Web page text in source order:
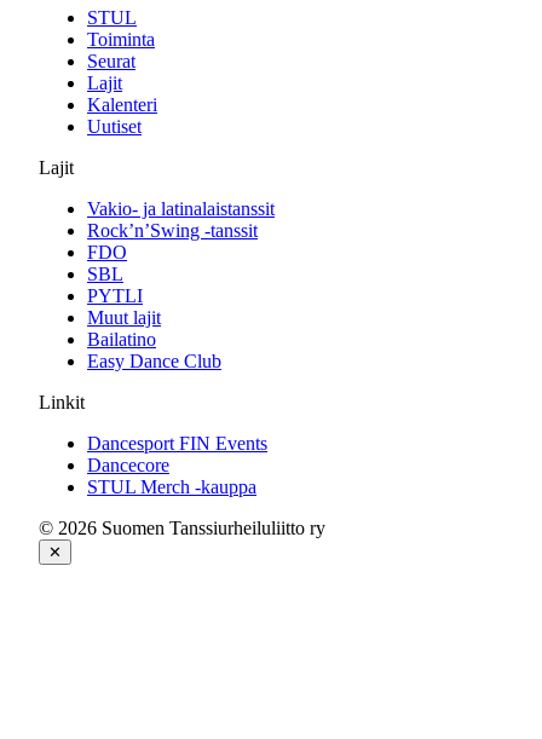
STUL
Toiminta
Seurat
Lajit
Kalenteri
Uutiset
Lajit
Vakio- ja latinalaistanssit
Rock’n’Swing -tanssit
FDO
SBL
PYTLI
Muut lajit
Bailatino
Easy Dance Club
Linkit
Dancesport FIN Events
Dancecore
STUL Merch -kauppa
© 2026 Suomen Tanssiurheiluliitto ry
✕